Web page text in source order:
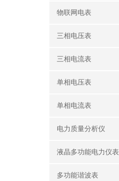
物联网电表
三相电压表
三相电流表
单相电压表
单相电流表
电力质量分析仪
液晶多功能电力仪表
多功能谐波表